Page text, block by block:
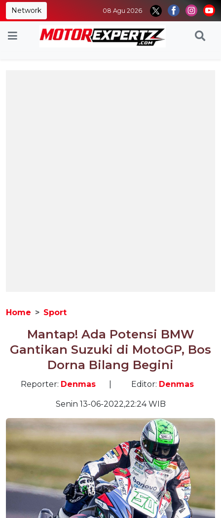
Network 08 Agu 2026
Home Sport
Mantap! Ada Potensi BMW
Gantikan Suzuki di MotoGP, Bos
Dorna Bilang Begini
Reporter: Denmas Editor: Denmas
Senin 13-06-2022,22:24 WIB